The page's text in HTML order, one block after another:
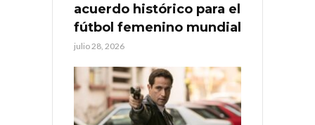
acuerdo histórico para el
fútbol femenino mundial
julio 28, 2026